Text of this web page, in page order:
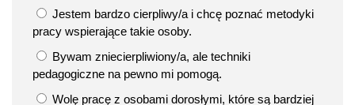
Jestem bardzo cierpliwy/a i chcę poznać metodyki
pracy wspierające takie osoby.
Bywam zniecierpliwiony/a, ale techniki
pedagogiczne na pewno mi pomogą.
Wolę pracę z osobami dorosłymi, które są bardziej